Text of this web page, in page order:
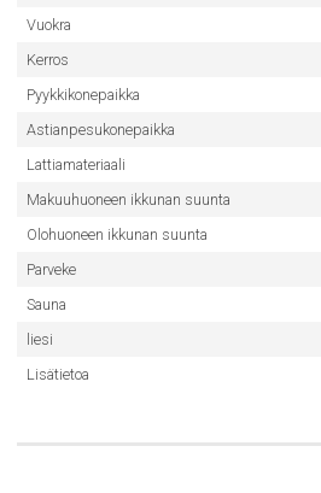
Vuokra
Kerros
Pyykkikonepaikka
Astianpesukonepaikka
Lattiamateriaali
Makuuhuoneen ikkunan suunta
Olohuoneen ikkunan suunta
Parveke
Sauna
liesi
Lisätietoa